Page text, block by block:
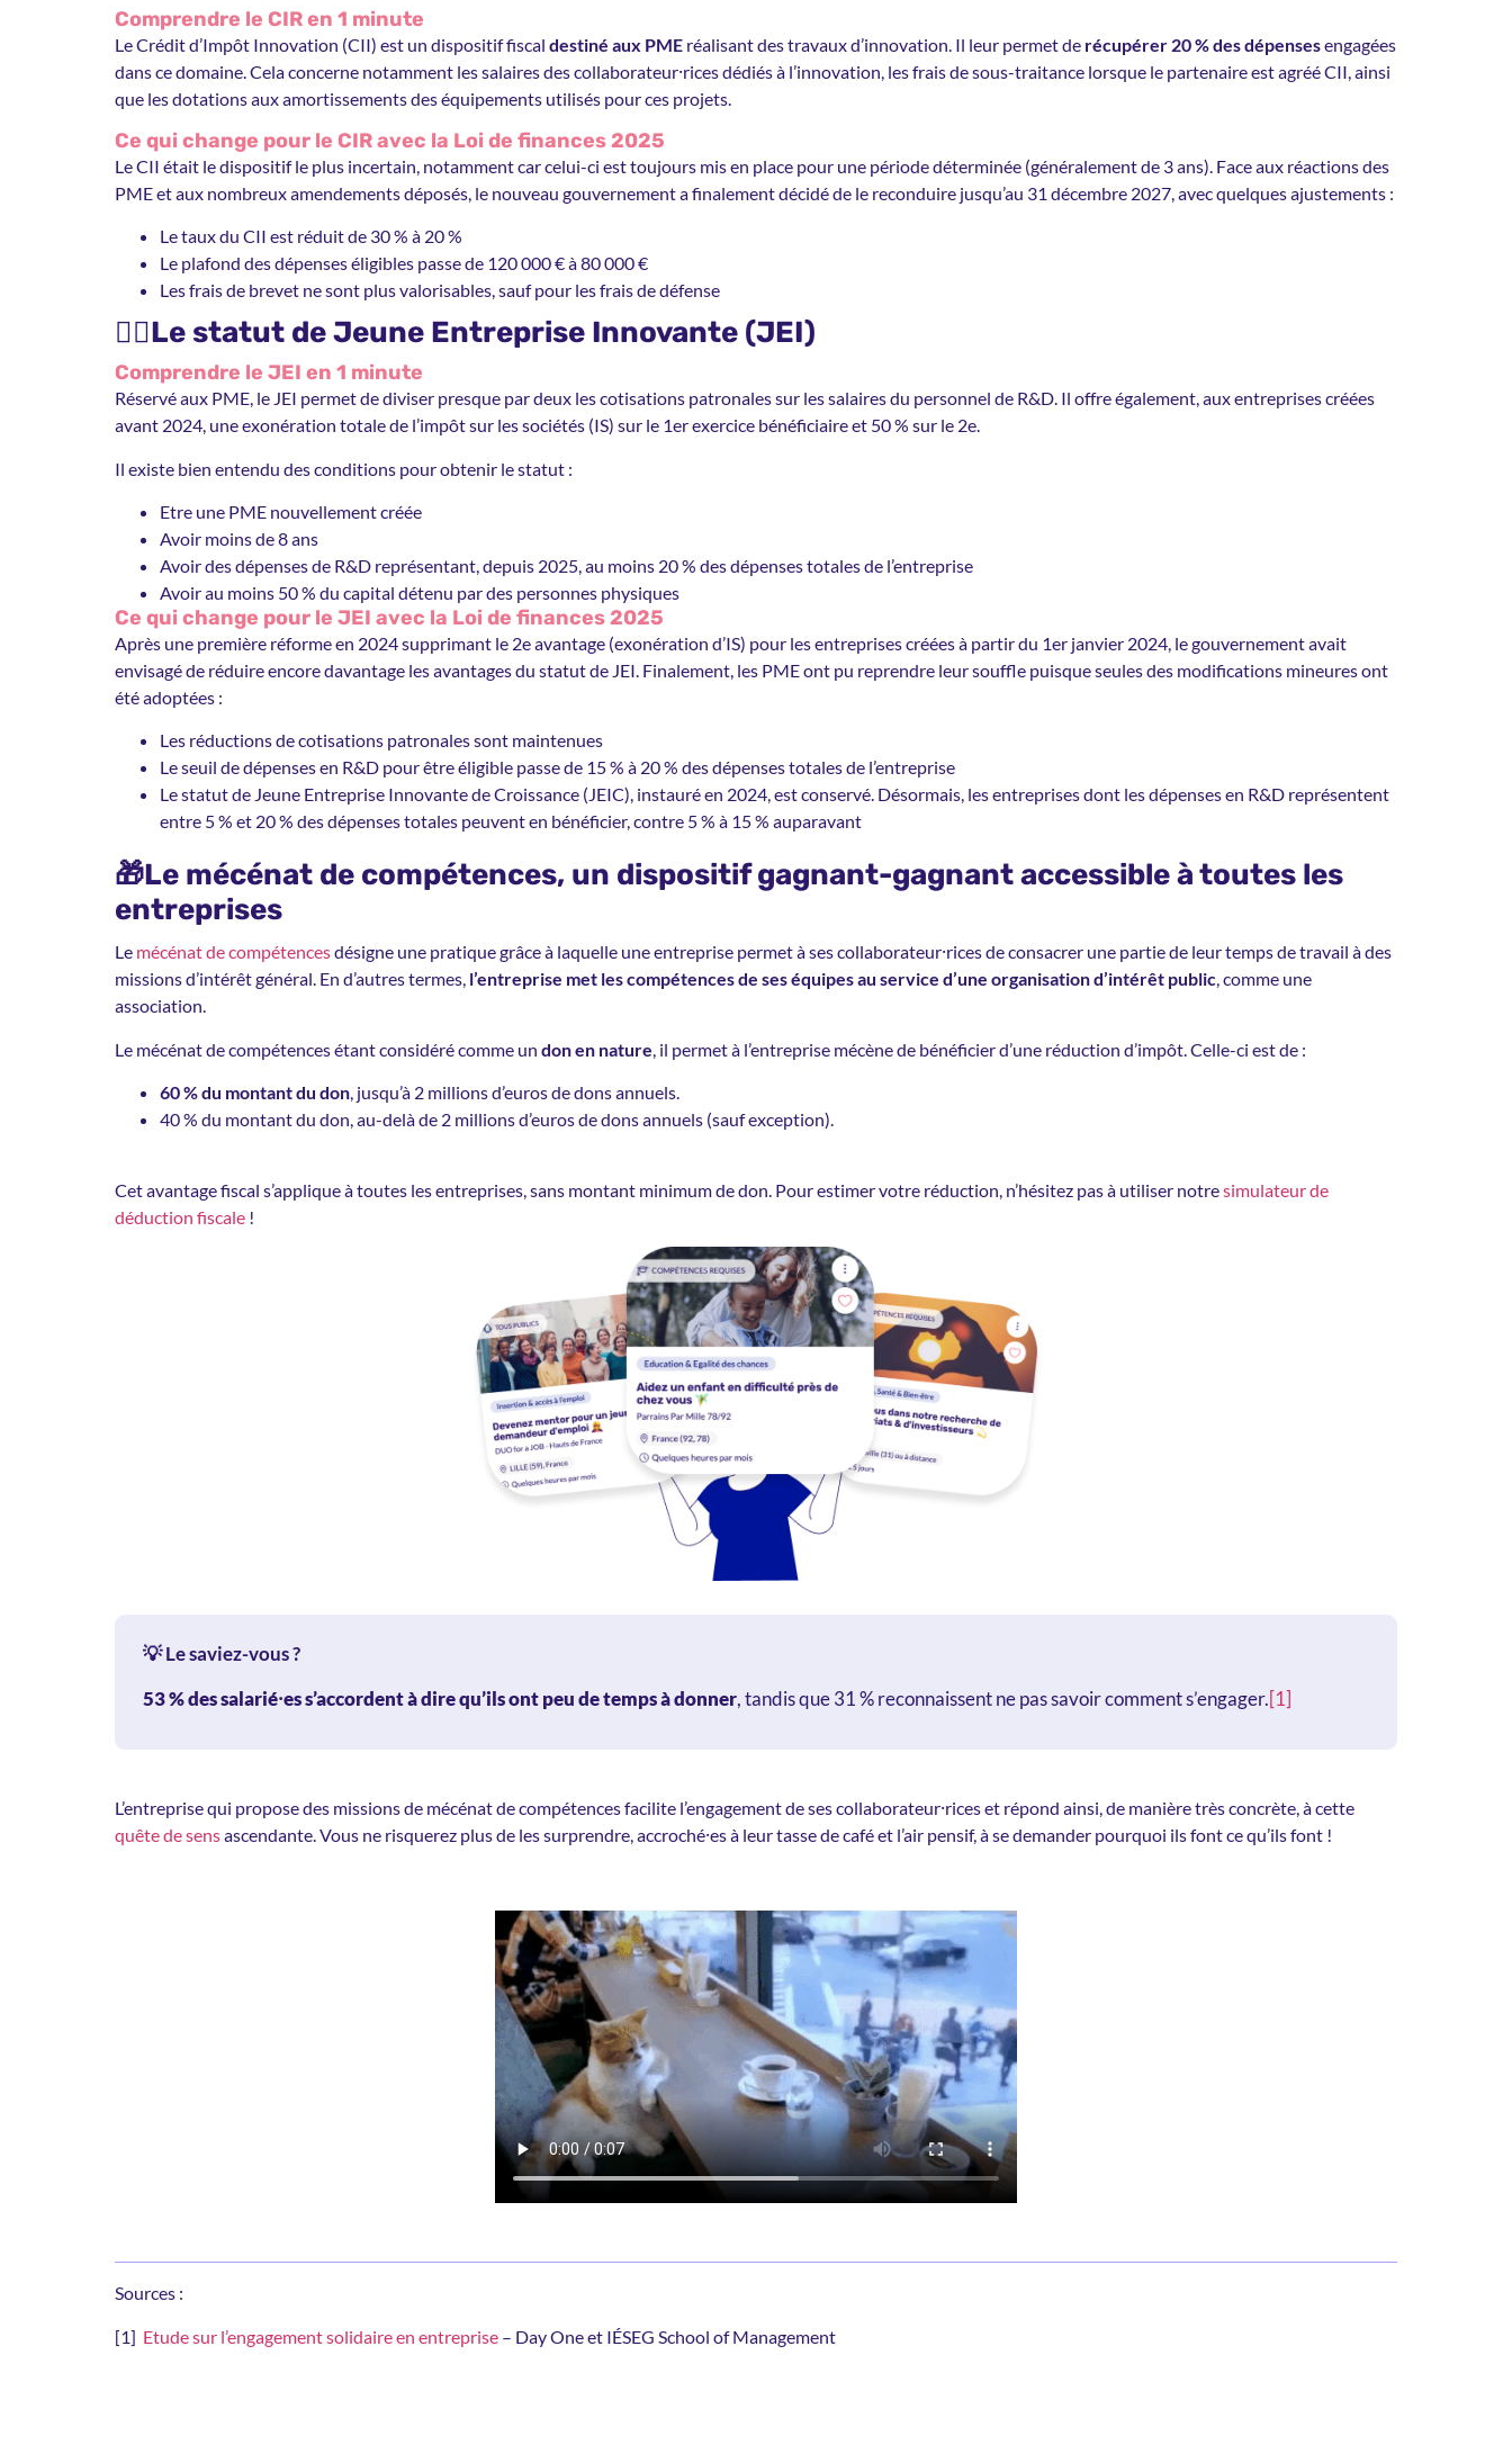
Comprendre le CIR en 1 minute
Le Crédit d’Impôt Innovation (CII) est un dispositif fiscal destiné aux PME réalisant des travaux d’innovation. Il leur permet de récupérer 20 % des dépensesengagées
dans ce domaine. Cela concerne notamment les salaires des collaborateur⸱rices dédiés à l’innovation, les frais de sous-traitance lorsque le partenaire est agréé CII, ainsi
que les dotations aux amortissements des équipements utilisés pour ces projets.
Ce qui change pour le CIR avec la Loi de finances 2025
Le CII était le dispositif le plus incertain, notamment car celui-ci est toujours mis en place pour une période déterminée (généralement de 3 ans). Face aux réactions des
PME et aux nombreux amendements déposés, le nouveau gouvernement a finalement décidé de le reconduire jusqu’au 31 décembre 2027, avec quelques ajustements :
Le taux du CII est réduit de 30 % à 20 %
Le plafond des dépenses éligibles passe de 120 000 € à 80 000 €
Les frais de brevet ne sont plus valorisables, sauf pour les frais de défense
🤸‍♂️Le statut de Jeune Entreprise Innovante (JEI)
Comprendre le JEI en 1 minute
Réservé aux PME, le JEI permet de diviser presque par deux les cotisations patronales sur les salaires du personnel de R&D. Il offre également, aux entreprises créées
avant 2024, une exonération totale de l’impôt sur les sociétés (IS) sur le 1er exercice bénéficiaire et 50 % sur le 2e.
Il existe bien entendu des conditions pour obtenir le statut :
Etre une PME nouvellement créée
Avoir moins de 8 ans
Avoir des dépenses de R&D représentant, depuis 2025, au moins 20 % des dépenses totales de l’entreprise
Avoir au moins 50 % du capital détenu par des personnes physiques
Ce qui change pour le JEI avec la Loi de finances 2025
Après une première réforme en 2024 supprimant le 2e avantage (exonération d’IS) pour les entreprises créées à partir du 1er janvier 2024, le gouvernement avait
envisagé de réduire encore davantage les avantages du statut de JEI. Finalement, les PME ont pu reprendre leur souffle puisque seules des modifications mineures ont
été adoptées :
Les réductions de cotisations patronales sont maintenues
Le seuil de dépenses en R&D pour être éligible passe de 15 % à 20 % des dépenses totales de l’entreprise
Le statut de Jeune Entreprise Innovante de Croissance (JEIC), instauré en 2024, est conservé. Désormais, les entreprises dont les dépenses en R&D représentent
entre 5 % et 20 % des dépenses totales peuvent en bénéficier, contre 5 % à 15 % auparavant
🎁Le mécénat de compétences, un dispositif gagnant-gagnant accessible à toutes les
entreprises
Le mécénat de compétencesdésigne une pratique grâce à laquelle une entreprise permet à ses collaborateur⸱rices de consacrer une partie de leur temps de travail à des
missions d’intérêt général. En d’autres termes, l’entreprise met les compétences de ses équipes au service d’une organisation d’intérêt public, comme une
association.
Le mécénat de compétences étant considéré comme un don en nature , il permet à l’entreprise mécène de bénéficier d’une réduction d’impôt. Celle-ci est de :
60 % du montant du don, jusqu’à 2 millions d’euros de dons annuels.
40 % du montant du don, au-delà de 2 millions d’euros de dons annuels (sauf exception).
Cet avantage fiscal s’applique à toutes les entreprises, sans montant minimum de don. Pour estimer votre réduction, n’hésitez pas à utiliser notresimulateur de
déduction fiscale !
💡 Le saviez-vous ?
53 %des salarié⸱es s’accordent à dire qu’ils ont peu de temps à donner, tandis que 31 % reconnaissent ne pas savoir comment s’engager.[1]
L’entreprise qui propose des missions de mécénat de compétences facilite l’engagement de ses collaborateur⸱rices et répond ainsi, de manière très concrète, à cette
quête de sensascendante. Vous ne risquerez plus de les surprendre, accroché⸱es à leur tasse de café et l’air pensif, à se demander pourquoi ils font ce qu’ils font !
Sources :
[1] Etude sur l’engagement solidaire en entreprise – Day One et IÉSEG School of Management